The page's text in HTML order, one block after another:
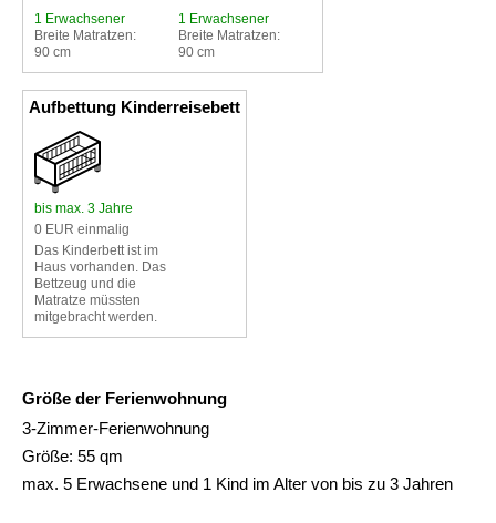
1 Erwachsener
Breite Matratzen:
90 cm
1 Erwachsener
Breite Matratzen:
90 cm
Aufbettung Kinderreisebett
bis max. 3 Jahre
0 EUR einmalig
Das Kinderbett ist im
Haus vorhanden. Das
Bettzeug und die
Matratze müssten
mitgebracht werden.
Größe der Ferienwohnung
3-Zimmer-Ferienwohnung
Größe: 55 qm
max. 5 Erwachsene und 1 Kind im Alter von bis zu 3 Jahren